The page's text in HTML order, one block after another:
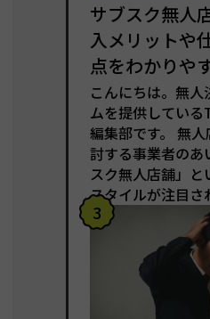
サブスク無人
入メリットや
点をわかりや
こんにちは。無人
ムを提供している
編集部です。 無
討する事業者のあ
スク無人店舗」と
スタイルが注目さ
3